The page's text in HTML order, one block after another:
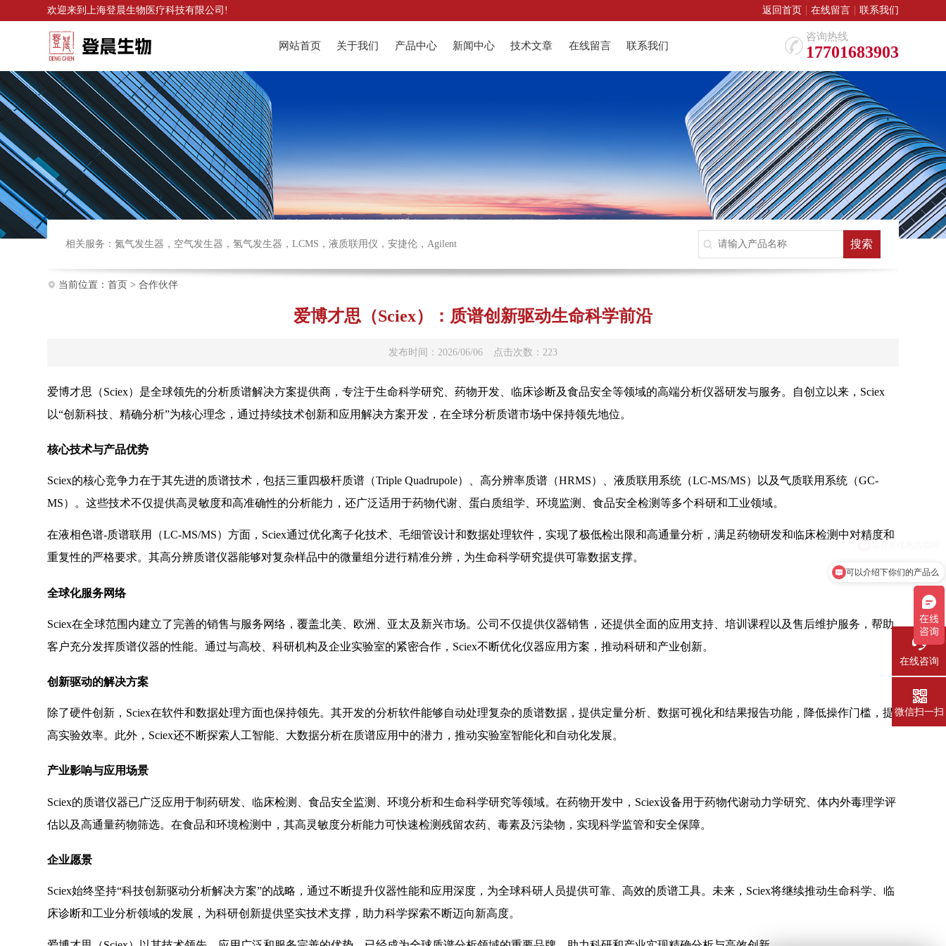
欢迎来到 上海登晨生物医疗科技有限公司 ! 返回首页 在线留言 联系我们
网站首页 关于我们 产品中心 新闻中心 技术文章 在线留言 联系我们
咨询热线
17701683903
相关服务：氮气发生器 ， 空气发生器 ，氢气发生器 ，LCMS ，液质联用仪 ，安捷伦 ，Agilent
当前位置： 首页 > 合作伙伴
爱博才思（Sciex）：质谱创新驱动生命科学前沿
发布时间：2026/06/06 点击次数：223
爱博才思（Sciex）是全球领先的分析质谱解决方案提供商，专注于生命科学研究、药物开发、临床诊断及食品安全等领域的高端分析仪器研发与服务。自创立以来，Sciex
以“创新科技、精确分析”为核心理念，通过持续技术创新和应用解决方案开发，在全球分析质谱市场中保持领先地位。
核心技术与产品优势
Sciex的核心竞争力在于其先进的质谱技术，包括三重四极杆质谱（Triple Quadrupole）、高分辨率质谱（HRMS）、液质联用系统（LC-MS/MS）以及气质联用系统（GC-
MS）。这些技术不仅提供高灵敏度和高准确性的分析能力，还广泛适用于药物代谢、蛋白质组学、环境监测、食品安全检测等多个科研和工业领域。
在液相色谱-质谱联用（LC-MS/MS）方面，Sciex通过优化离子化技术、毛细管设计和数据处理软件，实现了极低检出限和高通量分析，满足药物研发和临床检测中对精度和
重复性的严格要求。其高分辨质谱仪器能够对复杂样品中的微量组分进行精准分辨，为生命科学研究提供可靠数据支撑。
全球化服务网络
Sciex在全球范围内建立了完善的销售与服务网络，覆盖北美、欧洲、亚太及新兴市场。公司不仅提供仪器销售，还提供全面的应用支持、培训课程以及售后维护服务，帮助
客户充分发挥质谱仪器的性能。通过与高校、科研机构及企业实验室的紧密合作，Sciex不断优化仪器应用方案，推动科研和产业创新。
创新驱动的解决方案
除了硬件创新，Sciex在软件和数据处理方面也保持领先。其开发的分析软件能够自动处理复杂的质谱数据，提供定量分析、数据可视化和结果报告功能，降低操作门槛，提
高实验效率。此外，Sciex还不断探索人工智能、大数据分析在质谱应用中的潜力，推动实验室智能化和自动化发展。
产业影响与应用场景
Sciex的质谱仪器已广泛应用于制药研发、临床检测、食品安全监测、环境分析和生命科学研究等领域。在药物开发中，Sciex设备用于药物代谢动力学研究、体内外毒理学评
估以及高通量药物筛选。在食品和环境检测中，其高灵敏度分析能力可快速检测残留农药、毒素及污染物，实现科学监管和安全保障。
企业愿景
Sciex始终坚持“科技创新驱动分析解决方案”的战略，通过不断提升仪器性能和应用深度，为全球科研人员提供可靠、高效的质谱工具。未来，Sciex将继续推动生命科学、临
床诊断和工业分析领域的发展，为科研创新提供坚实技术支撑，助力科学探索不断迈向新高度。
在线咨询
电话
微信扫一扫
可以介绍下你们的产品么